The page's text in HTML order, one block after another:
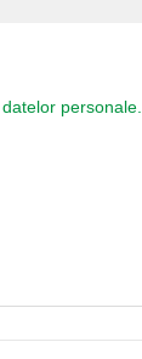
personale.